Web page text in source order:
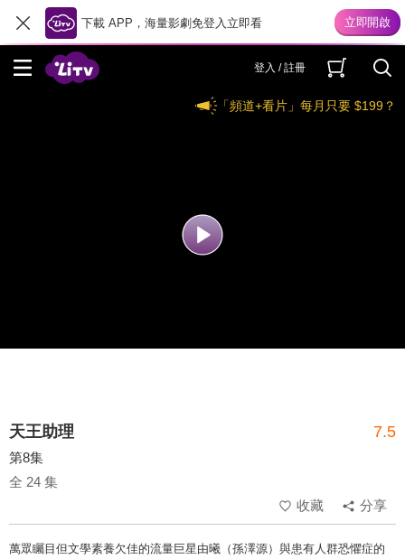
下載 APP，海量影劇免登入立即看
登入 / 註冊
「頻道+看片」每月只要 $199？
天王助理 7.5
第8集
全 24 集
收藏
分享
萬眾矚目但文學素養欠佳的流量巨星由曦（孫澤源）與患有人群恐懼症的